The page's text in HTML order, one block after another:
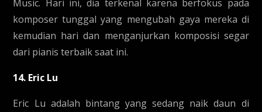
Music. Hari ini, dia terkenal karena berfokus pada
komposer tunggal yang mengubah gaya mereka di
kemudian hari dan menganjurkan komposisi segar
dari pianis terbaik saat ini.
14. Eric Lu
Eric Lu adalah bintang yang sedang naik daun di